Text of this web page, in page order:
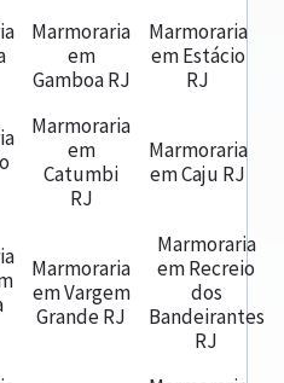
Marmoraria
em
Gamboa RJ
Marmoraria
em Estácio
RJ
Marmoraria
em
Catumbi
RJ
Marmoraria
em Caju RJ
Marmoraria
em Vargem
Grande RJ
Marmoraria
em Recreio
dos
Bandeirantes
RJ